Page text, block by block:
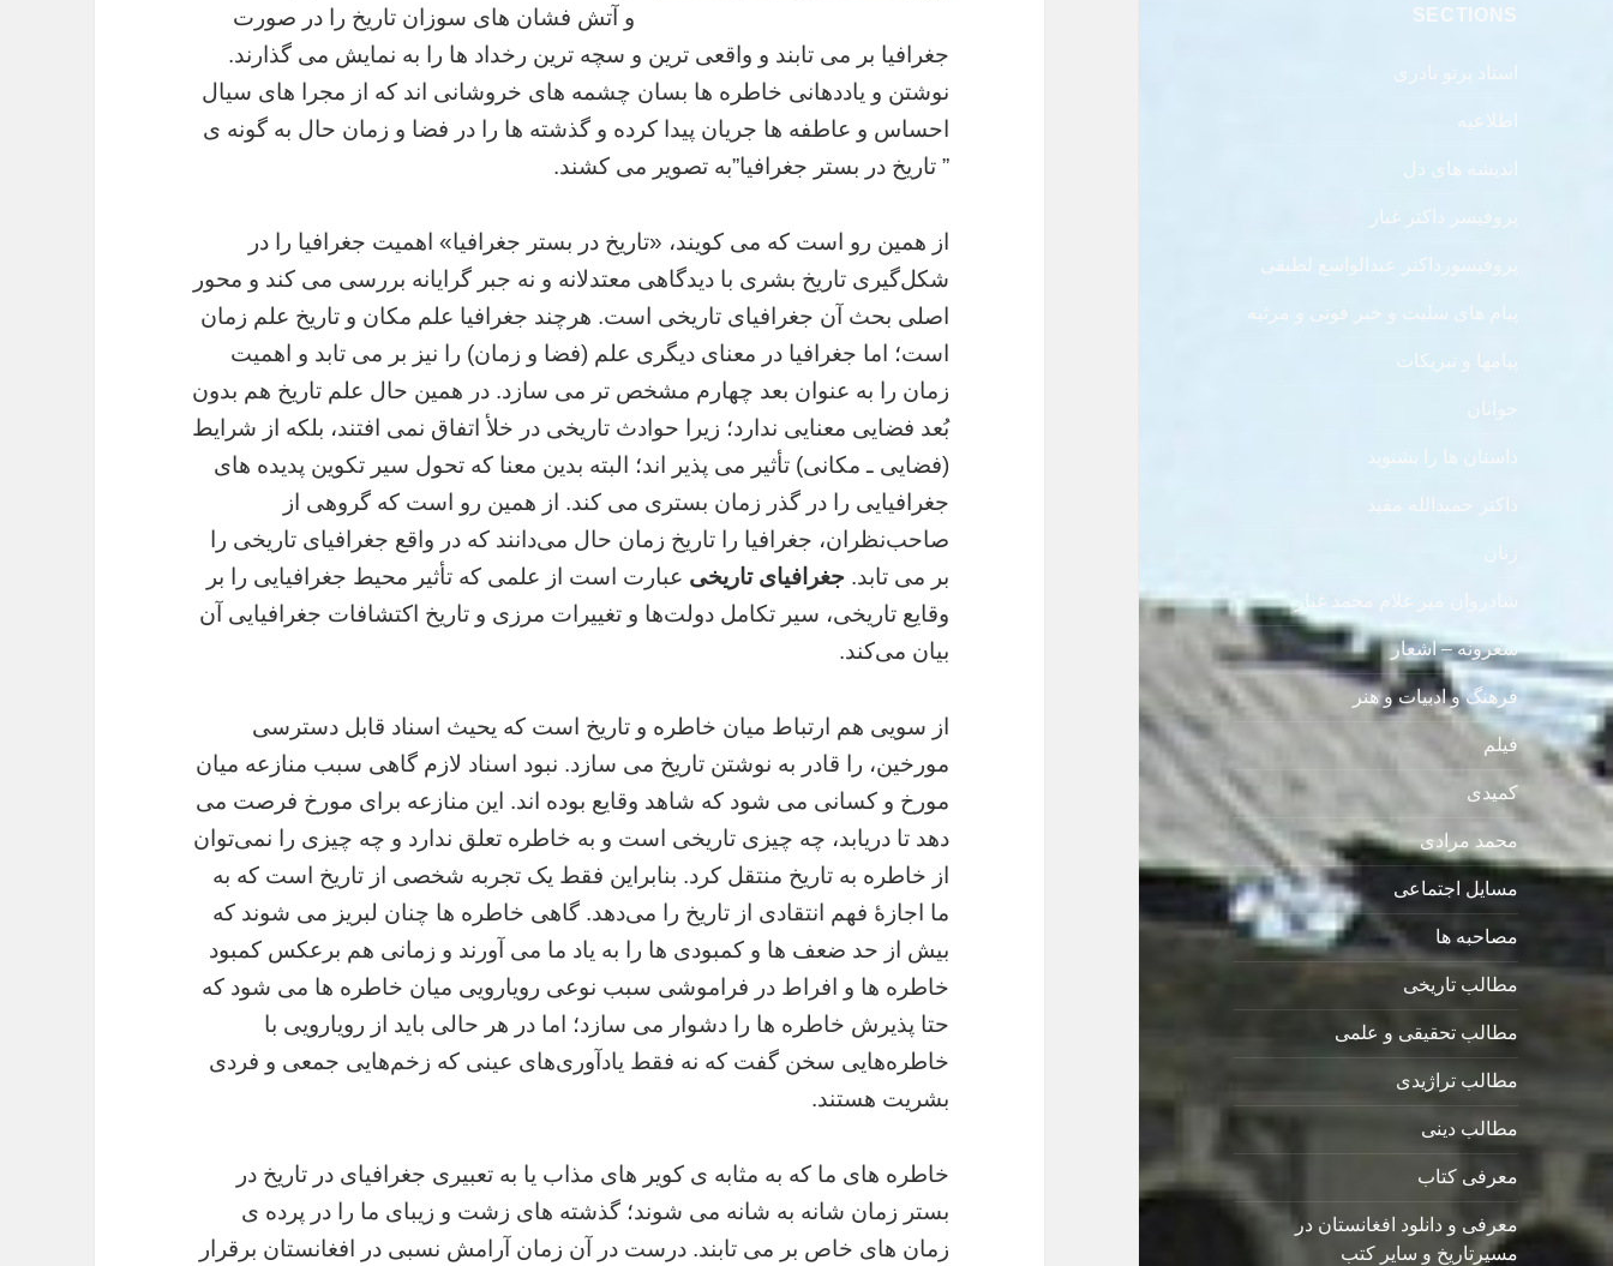
SECTIONS
استاد پرتو نادری
اطلاعیه
اندیشه های دل
پروفیسر داکتر غبار
پروفیسورداکتر عبدالواسع لطیفی
پیام های سلیت و خبر فوتی و مرثیه
پیامها و تبریکات
جوانان
داستان ها را بشنوید
داکتر حمیدالله مفید
زنان
شادروان میر غلام محمد غبار
شعرونه – اشعار
فرهنگ و ادبیات و هنر
فیلم
کمیدی
محمد مرادی
مسایل اجتماعی
مصاحبه ها
مطالب تاریخی
مطالب تحقیقی و علمی
مطالب تراژیدی
مطالب دینی
معرفی کتاب
معرفی و دانلود افغانستان در
مسیرتاریخ و سایر کتب
و آتش فشان های سوزان تاریخ را در صورت
جغرافیا بر می تابند و واقعی ترین و سچه ترین رخداد ها را به نمایش می گذارند.
نوشتن و یاددهانی خاطره ها بسان چشمه های خروشانی اند که از مجرا های سیال
احساس و عاطفه ها جریان پیدا کرده و گذشته ها را در فضا و زمان حال به گونه ی
” تاریخ در بستر جغرافیا”به تصویر می کشند.
از همین رو است که می کویند، «تاریخ در بستر جغرافیا» اهمیت جغرافیا را در
شکل‌گیری تاریخ بشری با دیدگاهی معتدلانه و نه جبر گرایانه بررسی می کند و‌ محور
اصلی بحث آن جغرافیای تاریخی است. هرچند جغرافیا علم مکان و تاریخ علم زمان
است؛ اما جغرافیا در معنای دیگری علم (فضا و زمان) را نیز بر می تابد و اهمیت
زمان را به عنوان بعد چهارم مشخص تر می سازد. در همین حال علم تاریخ هم بدون
بُعد فضایی معنایی ندارد؛ زیرا حوادث تاریخی در خلأ اتفاق نمی افتند، بلکه از شرایط
(فضایی ـ مکانی) تأثیر می پذیر اند؛ البته بدین معنا که تحول سیر تکوین پدیده های
جغرافیایی را در گذر زمان بستری می کند. از همین رو است که گروهی از
صاحب‌نظران، جغرافیا را تاریخ زمان حال می‌دانند که در واقع جغرافیای تاریخی را
بر می تابد.جغرافیای تاریخی عبارت است از علمی که تأثیر محیط جغرافیایی را بر
وقایع تاریخی، سیر تکامل دولت‌ها و تغییرات مرزی‌ و تاریخ اکتشافات جغرافیایی آن
بیان می‌کند.
از سویی هم ارتباط میان خاطره و تاریخ است که یحیث اسناد قابل دسترسی
مورخین، را قادر به نوشتن تاریخ می سازد. نبود اسناد لازم گاهی سبب منازعه میان
مورخ و کسانی می شود که شاهد وقایع بوده اند. این منازعه برای مورخ فرصت می
دهد تا دریابد، چه چیزی تاریخی است و به خاطره تعلق ندارد و چه چیزی را نمی‌توان
از خاطره به تاریخ منتقل کرد. بنابراین فقط یک تجربه شخصی از تاریخ است که به
ما اجازۀ فهم انتقادی از تاریخ را می‌دهد. گاهی خاطره ها چنان لبریز می شوند که
بیش از حد ضعف ها و کمبودی ها را به یاد ما می آورند و زمانی هم برعکس کمبود
خاطره ها و افراط در فراموشی سبب نوعی رویارویی میان خاطره ها می شود که
حتا پذیرش خاطره ها را دشوار می سازد؛ اما در هر حالی باید از رویارویی با
خاطره‌هایی سخن گفت که نه فقط یادآوری‌های عینی که زخم‌هایی جمعی و فردی
بشریت هستند.
خاطره های ما که به مثابه ی کویر های مذاب یا به تعبیری جغرافیای در تاریخ در
بستر زمان شانه به شانه می شوند؛ گذشته های زشت و زیبای ما را در پرده ی
زمان های خاص بر می تابند. درست در آن زمان آرامش‌ نسبی در افغانستان برقرار